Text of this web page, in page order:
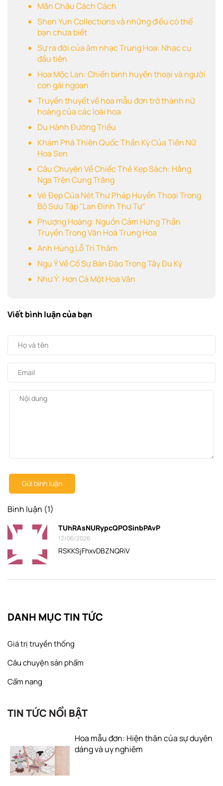
DANH MỤC TIN TỨC
Giá trị truyền thống
Câu chuyện sản phẩm
Cẩm nang
TIN TỨC NỔI BẬT
Hoa mẫu đơn: Hiện thân của sự duyên
dáng và uy nghiêm
Mãn Châu Cách Cách
Shen Yun Collections và những điều có thể
bạn chưa biết
Sự ra đời của âm nhạc Trung Hoa: Nhạc cụ
đầu tiên
Hoa Mộc Lan: Chiến binh huyền thoại và người
con gái ngoan
Truyền thuyết về hoa mẫu đơn trở thành nữ
hoàng của các loài hoa
Du Hành Đường Triều
Khám Phá Thiên Quốc Thần Kỳ Của Tiên Nữ
Hoa Sen
Câu Chuyện Về Chiếc Thẻ Kẹp Sách: Hằng
Nga Trên Cung Trăng
Vẻ Đẹp Của Nét Thư Pháp Huyền Thoại Trong
Bộ Sưu Tập "Lan Đình Thư Tự"
Phượng Hoàng: Nguồn Cảm Hứng Thần
Truyền Trong Văn Hoá Trung Hoa
Anh Hùng Lỗ Trí Thâm
Ngụ Ý Về Cố Sự Bàn Đào Trong Tây Du Ký
Như Ý: Hơn Cả Một Hoa Văn
Viết bình luận của bạn
Gửi bình luận
Bình luận (1)
TUhRAsNURypcQPOSinbPAvP
12/06/2026
RSKKSjFhxvDBZNQRiV